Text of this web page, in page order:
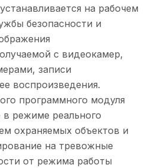
на рабочем
безопасности и
с видеокамер,
записи
воспроизведения.
программного модуля
в режиме реального
охраняемых объектов и
на тревожные
от режима работы